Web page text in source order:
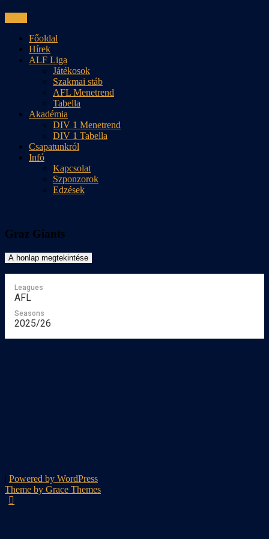
contentFőoldal
Hírek
ALF Liga
Játékosok
Szakmai stáb
AFL Menetrend
Tabella
Akadémia
DIV 1 Menetrend
DIV 1 Tabella
Csapatunkról
Infó
Kapcsolat
Szponzorok
Edzések
Graz Giants
Leagues
AFL
Seasons
2025/26
| Powered by WordPress
Theme by Grace Themes